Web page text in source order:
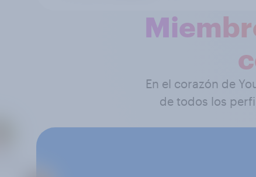
En el corazón de
de todos los